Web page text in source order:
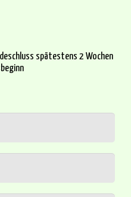
spätestens 2 Wochen